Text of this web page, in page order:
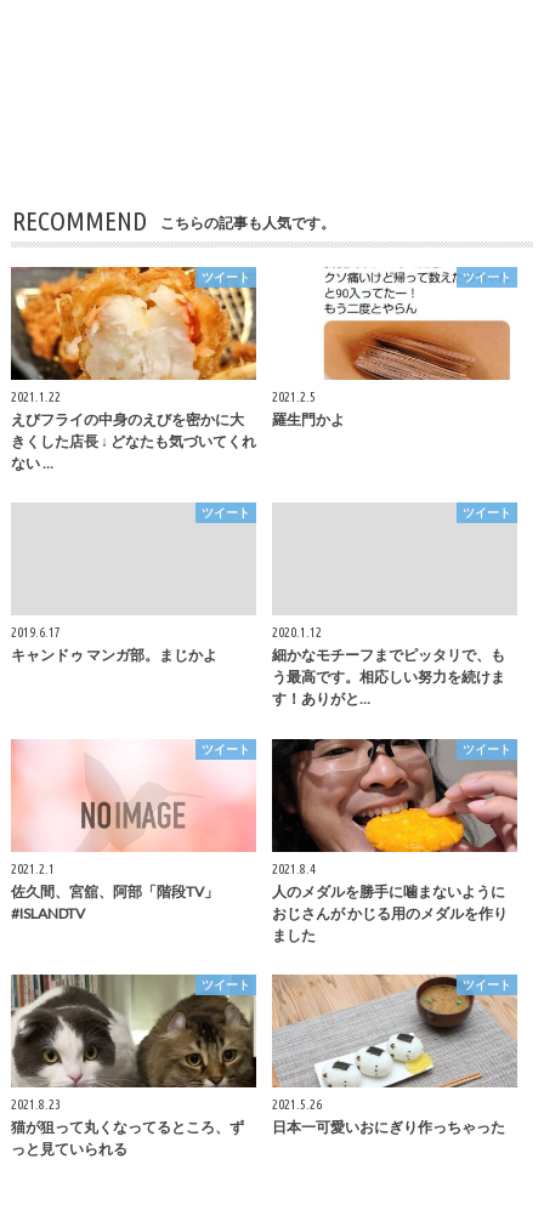
RECOMMEND こちらの記事も人気です。
ツイート
2021.1.22
えびフライの中身のえびを密かに大
きくした店長 ↓ どなたも気づいてくれ
ない …
ツイート
2021.2.5
羅生門かよ
ツイート
2019.6.17
キャンドゥ マンガ部。まじかよ
ツイート
2020.1.12
細かなモチーフまでピッタリで、も
う最高です。相応しい努力を続けま
す！ありがと…
ツイート
2021.2.1
佐久間、宮舘、阿部「階段TV」
#ISLANDTV
ツイート
2021.8.4
人のメダルを勝手に噛まないように
おじさんが かじる用のメダルを作り
ました
ツイート
2021.8.23
猫が狙って丸くなってるところ、ず
っと見ていられる
ツイート
2021.5.26
日本一可愛いおにぎり作っちゃった